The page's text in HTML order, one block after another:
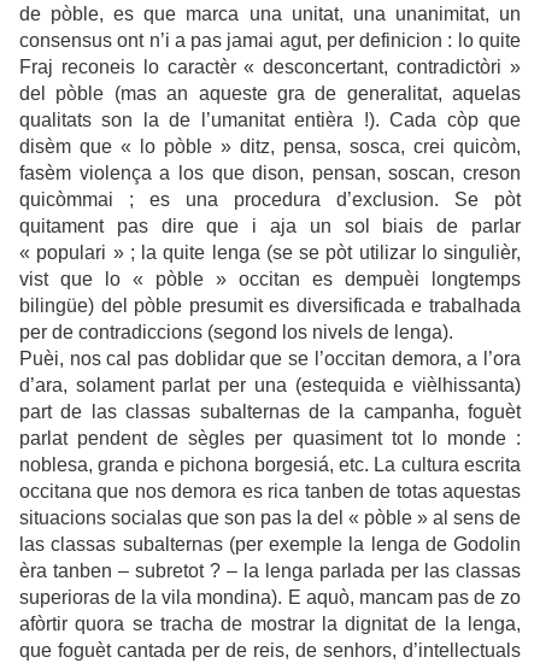
de pòble, es que marca una unitat, una unanimitat, un
consensus ont n’i a pas jamai agut, per definicion : lo quite
Fraj reconeis lo caractèr « desconcertant, contradictòri »
del pòble (mas an aqueste gra de generalitat, aquelas
qualitats son la de l’umanitat entièra !). Cada còp que
disèm que « lo pòble » ditz, pensa, sosca, crei quicòm,
fasèm violença a los que dison, pensan, soscan, creson
quicòmmai ; es una procedura d’exclusion. Se pòt
quitament pas dire que i aja un sol biais de parlar
« populari » ; la quite lenga (se se pòt utilizar lo singulièr,
vist que lo « pòble » occitan es dempuèi longtemps
bilingüe) del pòble presumit es diversificada e trabalhada
per de contradiccions (segond los nivels de lenga).
Puèi, nos cal pas doblidar que se l’occitan demora, a l’ora
d’ara, solament parlat per una (estequida e vièlhissanta)
part de las classas subalternas de la campanha, foguèt
parlat pendent de sègles per quasiment tot lo monde :
noblesa, granda e pichona borgesiá, etc. La cultura escrita
occitana que nos demora es rica tanben de totas aquestas
situacions socialas que son pas la del « pòble » al sens de
las classas subalternas (per exemple la lenga de Godolin
èra tanben – subretot ? – la lenga parlada per las classas
superioras de la vila mondina). E aquò, mancam pas de zo
afòrtir quora se tracha de mostrar la dignitat de la lenga,
que foguèt cantada per de reis, de senhors, d’intellectuals